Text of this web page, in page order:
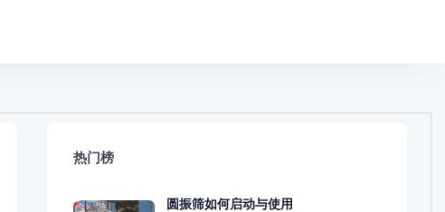
热门榜
圆振筛如何启动与使用